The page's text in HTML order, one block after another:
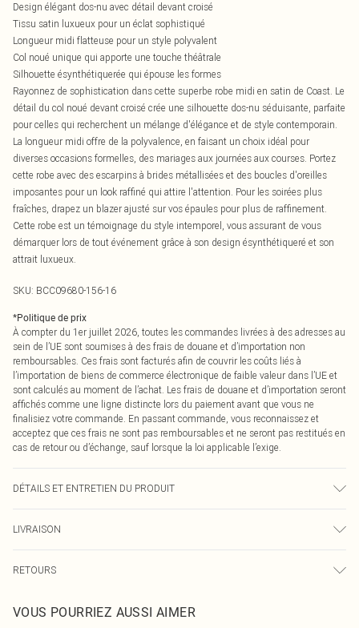
Design élégant dos-nu avec détail devant croisé
Tissu satin luxueux pour un éclat sophistiqué
Longueur midi flatteuse pour un style polyvalent
Col noué unique qui apporte une touche théâtrale
Silhouette ésynthétiquerée qui épouse les formes
Rayonnez de sophistication dans cette superbe robe midi en satin de Coast. Le
détail du col noué devant croisé crée une silhouette dos-nu séduisante, parfaite
pour celles qui recherchent un mélange d'élégance et de style contemporain.
La longueur midi offre de la polyvalence, en faisant un choix idéal pour
diverses occasions formelles, des mariages aux journées aux courses. Portez
cette robe avec des escarpins à brides métallisées et des boucles d'oreilles
imposantes pour un look raffiné qui attire l'attention. Pour les soirées plus
fraîches, drapez un blazer ajusté sur vos épaules pour plus de raffinement.
Cette robe est un témoignage du style intemporel, vous assurant de vous
démarquer lors de tout événement grâce à son design ésynthétiqueré et son
attrait luxueux.
SKU: BCC09680-156-16
*Politique de prix
À compter du 1er juillet 2026, toutes les commandes livrées à des adresses au
sein de l’UE sont soumises à des frais de douane et d’importation non
remboursables. Ces frais sont facturés afin de couvrir les coûts liés à
l’importation de biens de commerce électronique de faible valeur dans l’UE et
sont calculés au moment de l’achat. Les frais de douane et d’importation seront
affichés comme une ligne distincte lors du paiement avant que vous ne
finalisiez votre commande. En passant commande, vous reconnaissez et
acceptez que ces frais ne sont pas remboursables et ne seront pas restitués en
cas de retour ou d’échange, sauf lorsque la loi applicable l’exige.
DÉTAILS ET ENTRETIEN DU PRODUIT
Longueur de l'encolure à l'ourlet : 120cm. Le mannequin porte une taille 10
environ. Taille du mannequin : 1m70 à 1m75.
LIVRAISON
Livraison express France
Jusqu'à 2-3 jours ouvrables
RETOURS
pour nous retourner un article.
VOUS POURRIEZ AUSSI AIMER